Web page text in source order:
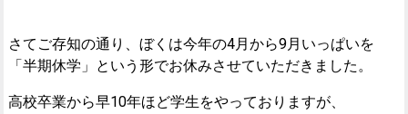
さてご存知の通り、ぼくは今年の4月から9月いっぱいを
「半期休学」という形でお休みさせていただきました。
高校卒業から早10年ほど学生をやっておりますが、